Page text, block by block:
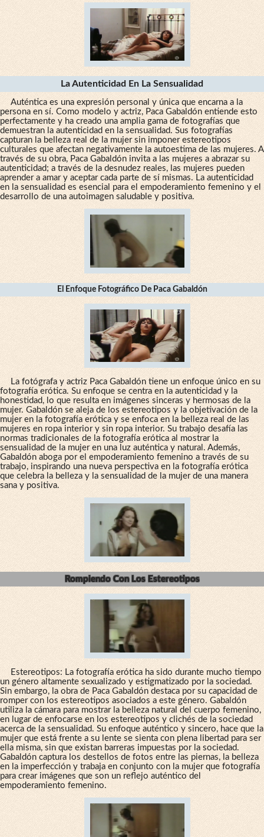
La Autenticidad En La Sensualidad
Auténtica es una expresión personal y única que encarna a la
persona en sí. Como modelo y actriz, Paca Gabaldón entiende esto
perfectamente y ha creado una amplia gama de fotografías que
demuestran la autenticidad en la sensualidad. Sus fotografías
capturan la belleza real de la mujer sin imponer estereotipos
culturales que afectan negativamente la autoestima de las mujeres. A
través de su obra, Paca Gabaldón invita a las mujeres a abrazar su
autenticidad; a través de la desnudez reales, las mujeres pueden
aprender a amar y aceptar cada parte de sí mismas. La autenticidad
en la sensualidad es esencial para el empoderamiento femenino y el
desarrollo de una autoimagen saludable y positiva.
El Enfoque Fotográfico De Paca Gabaldón
La fotógrafa y actriz Paca Gabaldón tiene un enfoque único en su
fotografía erótica. Su enfoque se centra en la autenticidad y la
honestidad, lo que resulta en imágenes sinceras y hermosas de la
mujer. Gabaldón se aleja de los estereotipos y la objetivación de la
mujer en la fotografía erótica y se enfoca en la belleza real de las
mujeres en ropa interior y sin ropa interior. Su trabajo desafía las
normas tradicionales de la fotografía erótica al mostrar la
sensualidad de la mujer en una luz auténtica y natural. Además,
Gabaldón aboga por el empoderamiento femenino a través de su
trabajo, inspirando una nueva perspectiva en la fotografía erótica
que celebra la belleza y la sensualidad de la mujer de una manera
sana y positiva.
Rompiendo Con Los Estereotipos
Estereotipos: La fotografía erótica ha sido durante mucho tiempo
un género altamente sexualizado y estigmatizado por la sociedad.
Sin embargo, la obra de Paca Gabaldón destaca por su capacidad de
romper con los estereotipos asociados a este género. Gabaldón
utiliza la cámara para mostrar la belleza natural del cuerpo femenino,
en lugar de enfocarse en los estereotipos y clichés de la sociedad
acerca de la sensualidad. Su enfoque auténtico y sincero, hace que la
mujer que está frente a su lente se sienta con plena libertad para ser
ella misma, sin que existan barreras impuestas por la sociedad.
Gabaldón captura los destellos de fotos entre las piernas, la belleza
en la imperfección y trabaja en conjunto con la mujer que fotografía
para crear imágenes que son un reflejo auténtico del
empoderamiento femenino.